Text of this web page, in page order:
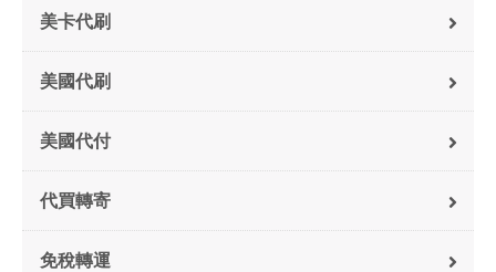
美卡代刷
美國代刷
美國代付
代買轉寄
免稅轉運